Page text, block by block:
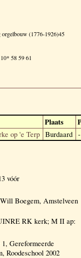
orgelbouw (1776-1926)45
58 59 61
Plaats
op 'e Terp Burdaard -
vóór
Boegem, Amstelveen
RK kerk; M II ap:
Gereformeerde
Roodeschool 2002